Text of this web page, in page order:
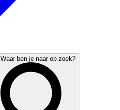
Waar ben je naar op zoek?